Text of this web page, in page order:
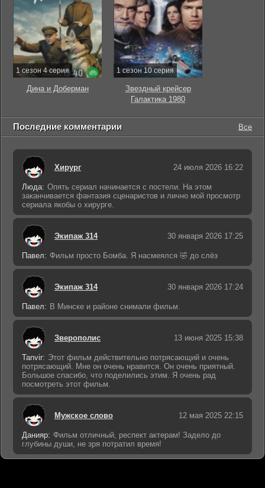
1 сезон 4 серия
Дина и Доберман
1 сезон 10 серия
Звездный крейсер
Галактика 1980
Последние комментарии Все
Хирург 24 июля 2026 16:22
Люда: Опять сериал начинается с постели. На этом
заканчивается фантазия сценаристов и лично мой просмотр
сериала якобы о хирурге.
Экипаж 314 30 января 2026 17:25
Павел: Фильм просто Бомба. Я насмеялся 🤣 до слёз
Экипаж 314 30 января 2026 17:24
Павел: В Минске и районе снимали фильм.
Зверополис 13 июня 2025 15:38
Tanvir: Этот фильм действительно потрясающий и очень
потрясающий. Мне он очень нравится. Он очень приятный.
Большое спасибо, что поделились этим. Я очень рад
посмотреть этот фильм.
Мужское слово 12 мая 2025 22:15
Данияр: Фильм отличный, респект актерам! Задело до
глубины души, не зря потратил время!